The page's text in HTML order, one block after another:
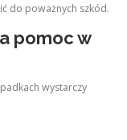
do poważnych szkód.
pomoc w
wystarczy